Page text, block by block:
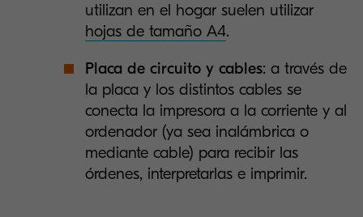
utilizan en el hogar suelen utilizar
hojas de tamaño A4.
Placa de circuito y cables: a través de
la placa y los distintos cables se
conecta la impresora a la corriente y al
ordenador (ya sea inalámbrica o
mediante cable) para recibir las
órdenes, interpretarlas e imprimir.